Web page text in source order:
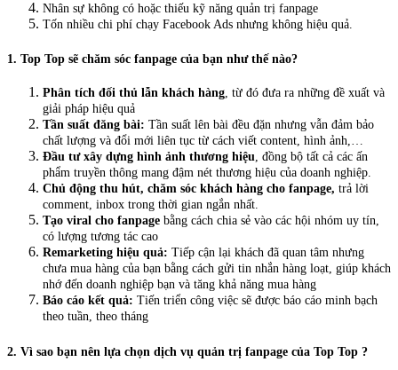
Nhân sự không có hoặc thiếu kỹ năng quản trị fanpage
Tốn nhiều chi phí chạy Facebook Ads nhưng không hiệu quả.
1. Top Top sẽ chăm sóc fanpage của bạn như thế nào?
Phân tích đối thủ lẫn khách hàng , từ đó đưa ra những đề xuất và
giải pháp hiệu quả
Tần suất đăng bài: Tần suất lên bài đều đặn nhưng vẫn đảm bảo
chất lượng và đổi mới liên tục từ cách viết content, hình ảnh,…
Đầu tư xây dựng hình ảnh thương hiệu , đồng bộ tất cả các ấn
phẩm truyền thông mang đậm nét thương hiệu của doanh nghiệp.
Chủ động thu hút, chăm sóc khách hàng cho fanpage, trả lời
comment, inbox trong thời gian ngắn nhất.
Tạo viral cho fanpage bằng cách chia sẻ vào các hội nhóm uy tín,
có lượng tương tác cao
Remarketing hiệu quả: Tiếp cận lại khách đã quan tâm nhưng
chưa mua hàng của bạn bằng cách gửi tin nhắn hàng loạt, giúp khách
nhớ đến doanh nghiệp bạn và tăng khả năng mua hàng
Báo cáo kết quả: Tiến triển công việc sẽ được báo cáo minh bạch
theo tuần, theo tháng
2. Vì sao bạn nên lựa chọn dịch vụ quản trị fanpage của Top Top ?